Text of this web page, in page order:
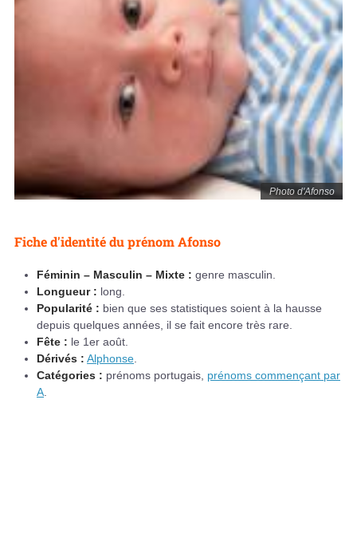
Photo d'Afonso
Fiche d'identité du prénom Afonso
Féminin – Masculin – Mixte : genre masculin.
Longueur : long.
Popularité : bien que ses statistiques soient à la hausse
depuis quelques années, il se fait encore très rare.
Fête : le 1er août.
Dérivés : Alphonse
Catégories : prénoms portugais, prénoms commençant par
A